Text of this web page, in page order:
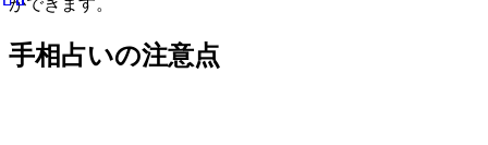
手相占いの注意点